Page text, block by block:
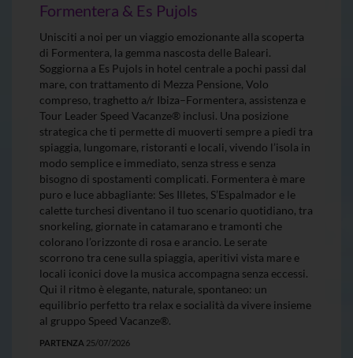
Formentera & Es Pujols
Unisciti a noi per un viaggio emozionante alla scoperta
di Formentera, la gemma nascosta delle Baleari.
Soggiorna a Es Pujols in hotel centrale a pochi passi dal
mare, con trattamento di Mezza Pensione, Volo
compreso, traghetto a/r Ibiza–Formentera, assistenza e
Tour Leader Speed Vacanze® inclusi. Una posizione
strategica che ti permette di muoverti sempre a piedi tra
spiaggia, lungomare, ristoranti e locali, vivendo l’isola in
modo semplice e immediato, senza stress e senza
bisogno di spostamenti complicati. Formentera è mare
puro e luce abbagliante: Ses Illetes, S’Espalmador e le
calette turchesi diventano il tuo scenario quotidiano, tra
snorkeling, giornate in catamarano e tramonti che
colorano l’orizzonte di rosa e arancio. Le serate
scorrono tra cene sulla spiaggia, aperitivi vista mare e
locali iconici dove la musica accompagna senza eccessi.
Qui il ritmo è elegante, naturale, spontaneo: un
equilibrio perfetto tra relax e socialità da vivere insieme
al gruppo Speed Vacanze®.
PARTENZA 25/07/2026